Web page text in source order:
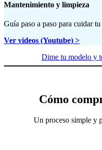
Mantenimiento y limpieza
Guía paso a paso para cuidar
Ver videos (Youtube) >
Dime tu modelo y
Cómo
Un proceso simple y